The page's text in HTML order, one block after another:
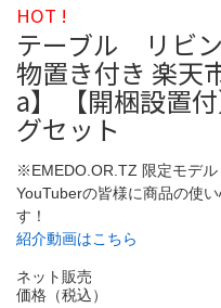
HOT !
テーブル リビ
物置き付き 楽天
a】 【開梱設置
グセット
※EMEDO.OR.TZ 限定モデル
YouTuberの皆様に商品の使
す！
紹介動画はこちら
ネット販売
価格（税込）